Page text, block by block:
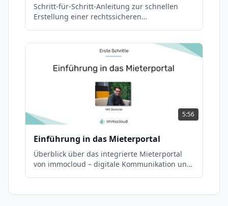
Schritt-für-Schritt-Anleitung zur schnellen
Erstellung einer rechtssicheren
5:56
Einführung in das Mieterportal
Überblick über das integrierte Mieterportal
von immocloud – digitale Kommunikation und